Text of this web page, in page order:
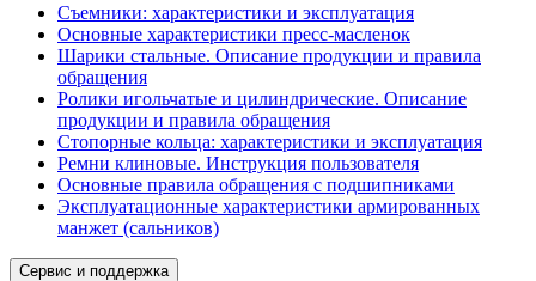
Съемники: характеристики и эксплуатация
Основные характеристики пресс‑масленок
Шарики стальные. Описание продукции и правила
обращения
Ролики игольчатые и цилиндрические. Описание
продукции и правила обращения
Стопорные кольца: характеристики и эксплуатация
Ремни клиновые. Инструкция пользователя
Основные правила обращения с подшипниками
Эксплуатационные характеристики армированных
манжет (сальников)
Сервис и поддержка